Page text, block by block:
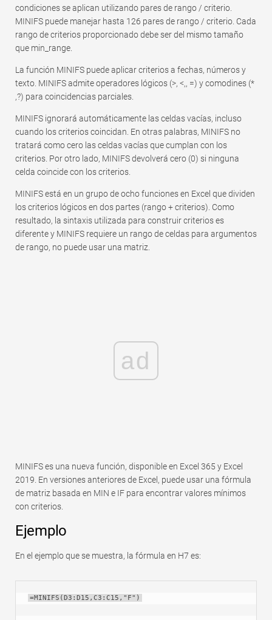
condiciones se aplican utilizando pares de rango / criterio.
MINIFS puede manejar hasta 126 pares de rango / criterio. Cada
rango de criterios proporcionado debe ser del mismo tamaño
que min_range.
La función MINIFS puede aplicar criterios a fechas, números y
texto. MINIFS admite operadores lógicos (>, <,, =) y comodines (*
,?) para coincidencias parciales.
MINIFS ignorará automáticamente las celdas vacías, incluso
cuando los criterios coincidan. En otras palabras, MINIFS no
tratará como cero las celdas vacías que cumplan con los
criterios. Por otro lado, MINIFS devolverá cero (0) si ninguna
celda coincide con los criterios.
MINIFS está en un grupo de ocho funciones en Excel que dividen
los criterios lógicos en dos partes (rango + criterios). Como
resultado, la sintaxis utilizada para construir criterios es
diferente y MINIFS requiere un rango de celdas para argumentos
de rango, no puede usar una matriz.
ad
MINIFS es una nueva función, disponible en Excel 365 y Excel
2019. En versiones anteriores de Excel, puede usar una fórmula
de matriz basada en MIN e IF para encontrar valores mínimos
con criterios.
Ejemplo
En el ejemplo que se muestra, la fórmula en H7 es:
=MINIFS(D3:D15,C3:C15,"F")